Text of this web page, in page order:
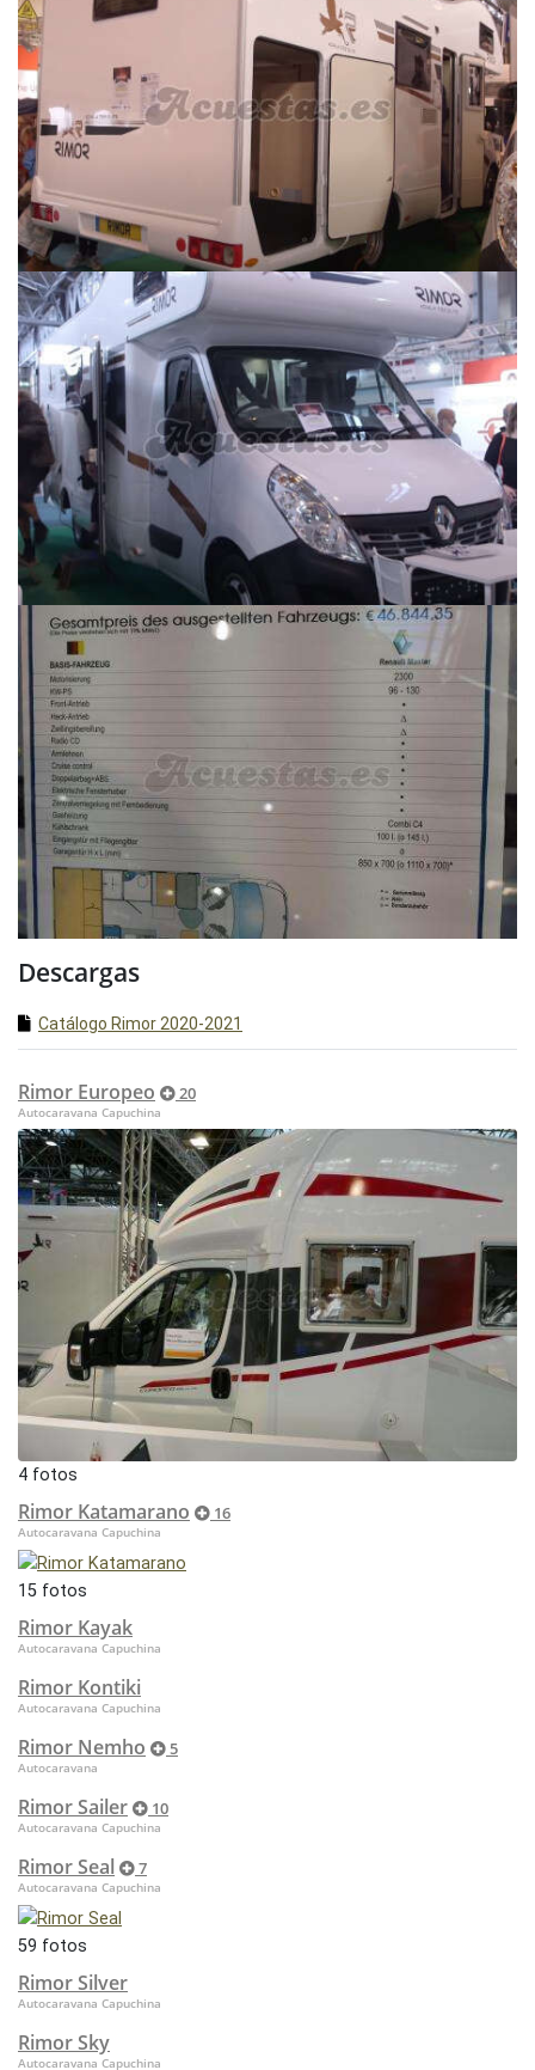
Descargas
Catálogo Rimor 2020-2021
Rimor Europeo 20
Autocaravana Capuchina
4 fotos
Rimor Katamarano 16
Autocaravana Capuchina
15 fotos
Rimor Kayak
Autocaravana Capuchina
Rimor Kontiki
Autocaravana Capuchina
Rimor Nemho 5
Autocaravana
Rimor Sailer 10
Autocaravana Capuchina
Rimor Seal 7
Autocaravana Capuchina
59 fotos
Rimor Silver
Autocaravana Capuchina
Rimor Sky
Autocaravana Capuchina